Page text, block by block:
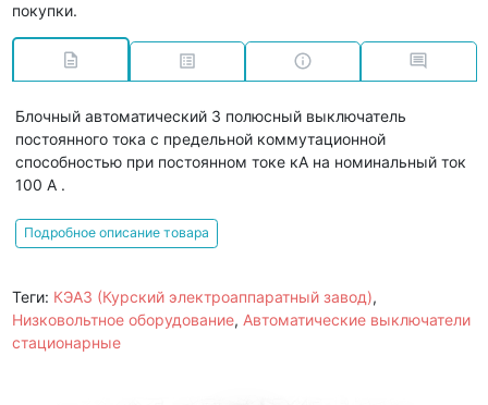
покупки.
Блочный автоматический 3 полюсный выключатель
постоянного тока с предельной коммутационной
способностью при постоянном токе кА на номинальный ток
100 А .
Подробное описание товара
Теги: КЭАЗ (Курский электроаппаратный завод),
Низковольтное оборудование, Автоматические выключатели
стационарные